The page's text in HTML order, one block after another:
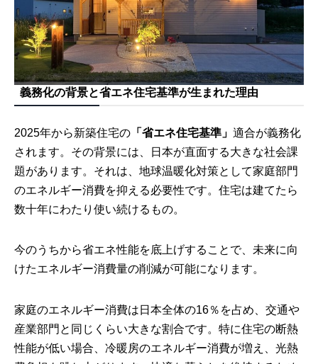
義務化の背景と省エネ住宅基準が生まれた理由
2025年から新築住宅の 「省エネ住宅基準」 適合が義務化
されます。その背景には、日本が直面する大きな社会課
題があります。それは、地球温暖化対策として家庭部門
のエネルギー消費を抑える必要性です。住宅は建てたら
数十年にわたり使い続けるもの。
今のうちから省エネ性能を底上げすることで、未来に向
けたエネルギー消費量の削減が可能になります。
家庭のエネルギー消費は日本全体の16％を占め、交通や
産業部門と同じくらい大きな割合です。特に住宅の断熱
性能が低い場合、冷暖房のエネルギー消費が増え、光熱